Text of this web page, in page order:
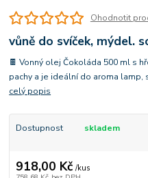
Ohodnotit
vůně do svíček, mýdel.
🍫 Vonný olej Čokoláda 500 ml s
pachy a je ideální do aroma
celý popis
Dostupnost skladem
918,00 Kč /kus